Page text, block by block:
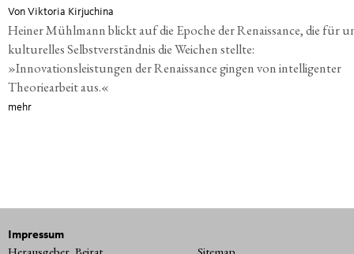
Von Viktoria Kirjuchina
Heiner Mühlmann blickt auf die Epoche der Renaissance, die für
kulturelles Selbstverständnis die Weichen stellte:
»Innovationsleistungen der Renaissance gingen von intelligenter
Theoriearbeit aus.«
mehr
Impressum